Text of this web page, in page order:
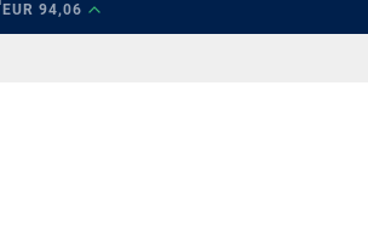
EUR 94,06